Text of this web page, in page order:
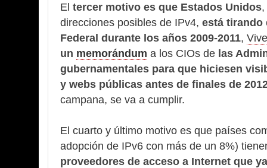
El tercer motivo es que Estados Unidos
direcciones posibles de IPv4, está tirando
Federal durante los años 2009-2011,
un memorándum a los CIOs de las
gubernamentales para que hiciesen
y webs públicas antes de finales de
campana, se va a cumplir.
El cuarto y último motivo es que países
adopción de IPv6 con más de un 8%)
proveedores de acceso a Internet que